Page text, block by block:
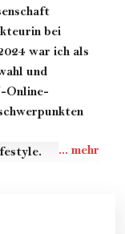
bei
war ich als
und
Online-